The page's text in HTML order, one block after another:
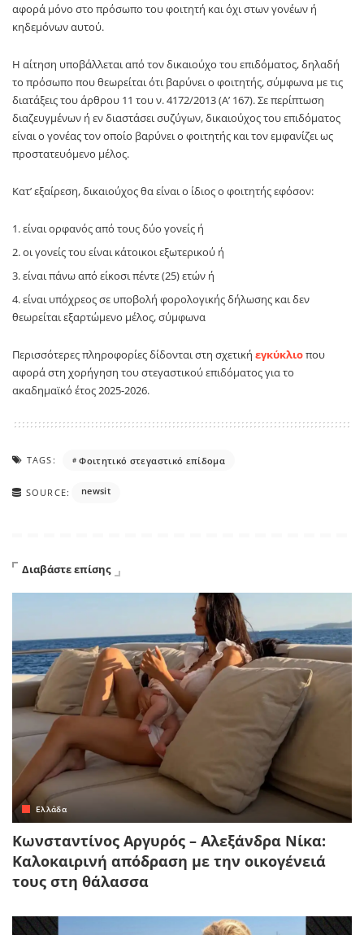
αφορά μόνο στο πρόσωπο του φοιτητή και όχι στων γονέων ή
κηδεμόνων αυτού.
Η αίτηση υποβάλλεται από τον δικαιούχο του επιδόματος, δηλαδή
το πρόσωπο που θεωρείται ότι βαρύνει ο φοιτητής, σύμφωνα με τις
διατάξεις του άρθρου 11 του ν. 4172/2013 (Α’ 167). Σε περίπτωση
διαζευγμένων ή εν διαστάσει συζύγων, δικαιούχος του επιδόματος
είναι ο γονέας τον οποίο βαρύνει ο φοιτητής και τον εμφανίζει ως
προστατευόμενο μέλος.
Κατ’ εξαίρεση, δικαιούχος θα είναι ο ίδιος ο φοιτητής εφόσον:
είναι ορφανός από τους δύο γονείς ή
οι γονείς του είναι κάτοικοι εξωτερικού ή
είναι πάνω από είκοσι πέντε (25) ετών ή
είναι υπόχρεος σε υποβολή φορολογικής δήλωσης και δεν
θεωρείται εξαρτώμενο μέλος, σύμφωνα
Περισσότερες πληροφορίες δίδονται στη σχετική εγκύκλιοπου
αφορά στη χορήγηση του στεγαστικού επιδόματος για το
ακαδημαϊκό έτος 2025-2026.
TAGS: Φοιτητικό στεγαστικό επίδομα
SOURCE: newsit
Διαβάστε επίσης
Ελλάδα
Κωνσταντίνος Αργυρός – Αλεξάνδρα Νίκα:
Καλοκαιρινή απόδραση με την οικογένειά
τους στη θάλασσα